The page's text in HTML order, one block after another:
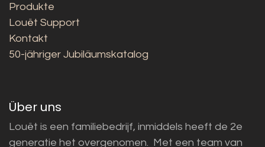
Produkte
Louët Support
Kontakt
50-jähriger Jubiläumskatalog
Über uns
Louët is een familiebedrijf, inmiddels heeft de 2e
generatie het overgenomen. Met een team van